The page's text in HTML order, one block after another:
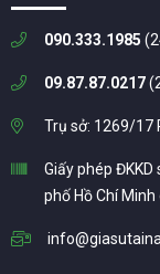
090.333.1985
09.87.87.0217
Trụ sở: 1269/17
Giấy phép
phố Hồ Chí Minh